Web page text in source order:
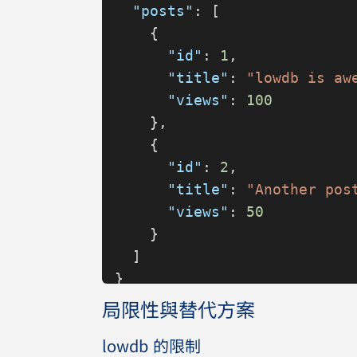
  // 添加資料
.
  // 保存更改
  await
db.write ();
// 或者使用 update 方法一步完
  await
db update
    posts
.push
({
      id:
2,
  // 查詢資料
  "posts"
: [
    {
      "id"
: 1 ,
      "title"
: "lowdb is
      "views"
: 100
    },
    {
      "id"
: 2 ,
      "title"
: "Another
      "views"
: 50
    }
  ]
}
局限性與替代方案
lowdb 的限制